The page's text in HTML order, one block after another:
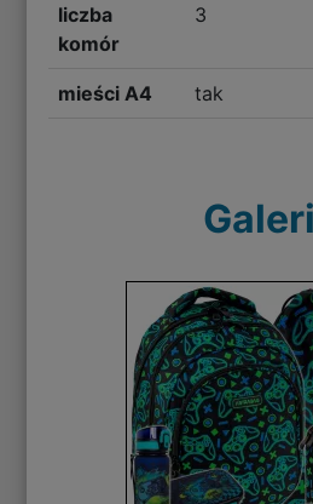
liczba
komór
3
mieści A4 tak